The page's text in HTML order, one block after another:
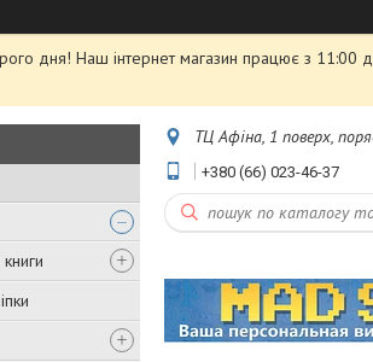
дня! Наш інтернет магазин працює з 11:00
ТЦ Афіна, 1 поверх,
+380 (66) 023-46-37